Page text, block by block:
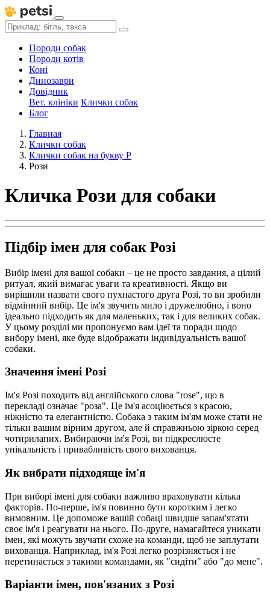
Породи собак
Породи котів
Коні
Динозаври
Довідник
Вет. клініки Клички собак
Блог
Главная
Клички собак
Клички собак на букву Р
Рози
Кличка Рози для собаки
Підбір імен для собак Розі
Вибір імені для вашої собаки – це не просто завдання, а цілий
ритуал, який вимагає уваги та креативності. Якщо ви
вирішили назвати свого пухнастого друга Розі, то ви зробили
відмінний вибір. Це ім'я звучить мило і дружелюбно, і воно
ідеально підходить як для маленьких, так і для великих собак.
У цьому розділі ми пропонуємо вам ідеї та поради щодо
вибору імені, яке буде відображати індивідуальність вашої
собаки.
Значення імені Розі
Ім'я Розі походить від англійського слова "rose", що в
перекладі означає "роза". Це ім'я асоціюється з красою,
ніжністю та елегантністю. Собака з таким ім'ям може стати не
тільки вашим вірним другом, але й справжньою зіркою серед
чотирилапих. Вибираючи ім'я Розі, ви підкреслюєте
унікальність і привабливість свого вихованця.
Як вибрати підходяще ім'я
При виборі імені для собаки важливо враховувати кілька
факторів. По-перше, ім'я повинно бути коротким і легко
вимовним. Це допоможе вашій собаці швидше запам'ятати
своє ім'я і реагувати на нього. По-друге, намагайтеся уникати
імен, які можуть звучати схоже на команди, щоб не заплутати
вихованця. Наприклад, ім'я Розі легко розрізняється і не
перетинається з такими командами, як "сидіти" або "до мене".
Варіанти імен, пов'язаних з Розі